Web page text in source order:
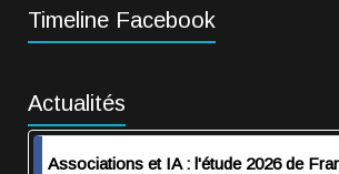
Timeline Facebook
Actualités
Associations et IA : l'étude 2026 de